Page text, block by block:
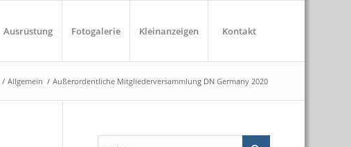
Ausrüstung Fotogalerie Kleinanzeigen Kontakt
/ Allgemein / Außerordentliche Mitgliederversammlung DN Germany 2020